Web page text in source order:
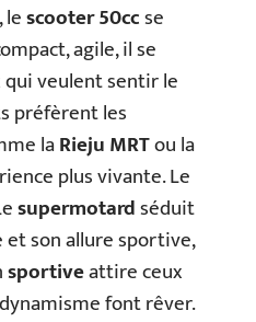
lescooter 50ccse
agile, il se
veulent sentir le
préfèrent les
laRieju MRTou la
plus vivante. Le
supermotardséduit
son allure sportive,
sportiveattire ceux
font rêver.